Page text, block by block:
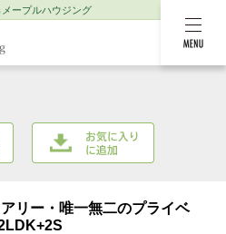
メープルハウジング
リー・唯一無二のプライベ